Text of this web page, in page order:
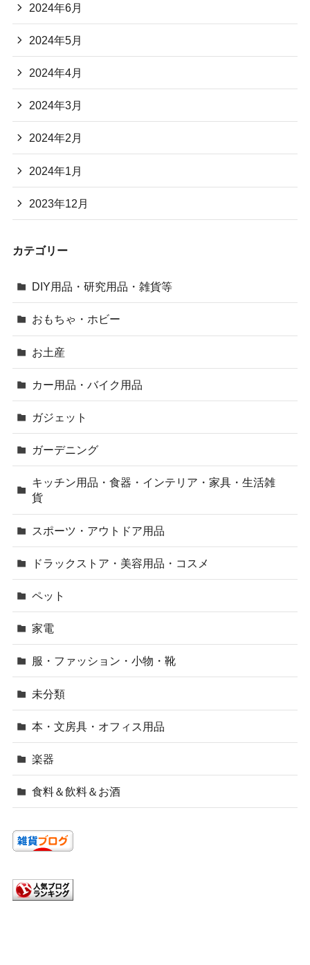
2024年6月
2024年5月
2024年4月
2024年3月
2024年2月
2024年1月
2023年12月
カテゴリー
DIY用品・研究用品・雑貨等
おもちゃ・ホビー
お土産
カー用品・バイク用品
ガジェット
ガーデニング
キッチン用品・食器・インテリア・家具・生活雑
貨
スポーツ・アウトドア用品
ドラックストア・美容用品・コスメ
ペット
家電
服・ファッション・小物・靴
未分類
本・文房具・オフィス用品
楽器
食料＆飲料＆お酒